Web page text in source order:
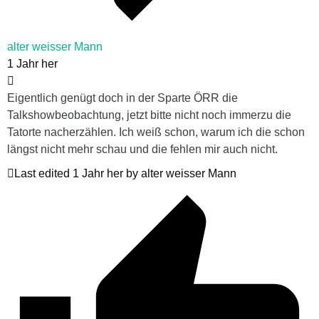
alter weisser Mann
1 Jahr her
Eigentlich genügt doch in der Sparte ÖRR die
Talkshowbeobachtung, jetzt bitte nicht noch immerzu die
Tatorte nacherzählen. Ich weiß schon, warum ich die schon
längst nicht mehr schau und die fehlen mir auch nicht.
Last edited 1 Jahr her by alter weisser Mann